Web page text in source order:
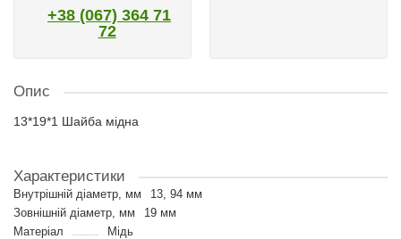
+38 (067) 364 71
72
Опис
13*19*1 Шайба мідна
Характеристики
Внутрішній діаметр, мм
13, 94 мм
Зовнішній діаметр, мм
19 мм
Матеріал
Мідь